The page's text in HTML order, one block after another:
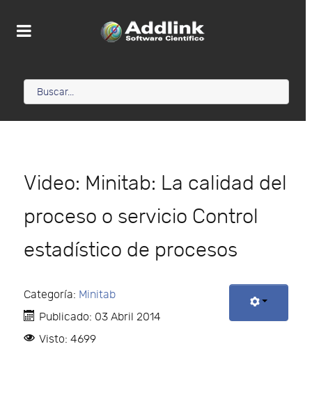
Video: Minitab: La calidad del
proceso o servicio Control
estadístico de procesos
Categoría: Minitab
Publicado: 03 Abril 2014
Visto: 4699